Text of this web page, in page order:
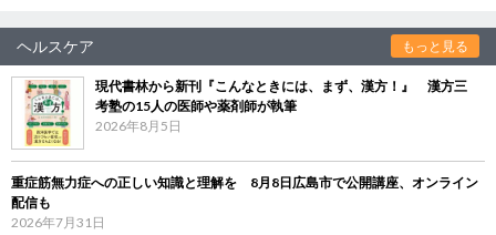
ヘルスケア もっと見る
現代書林から新刊『こんなときには、まず、漢方！』 漢方三
考塾の15人の医師や薬剤師が執筆
2026年8月5日
重症筋無力症への正しい知識と理解を 8月8日広島市で公開講座、オンライン
配信も
2026年7月31日